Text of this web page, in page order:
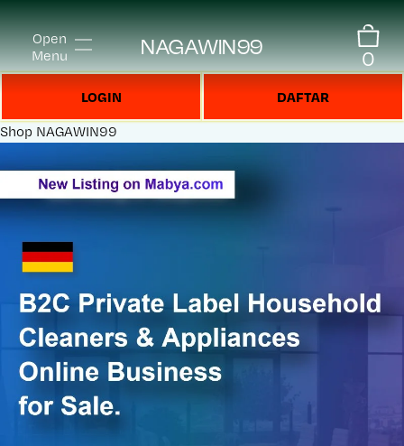
Open
Menu
NAGAWIN99 0
LOGIN DAFTAR
Shop NAGAWIN99